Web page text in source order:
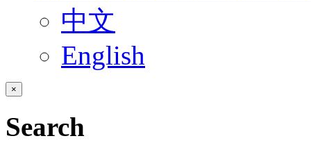
中文
English
×
Search